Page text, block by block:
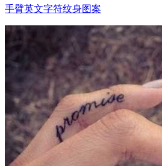
手臂英文字符纹身图案